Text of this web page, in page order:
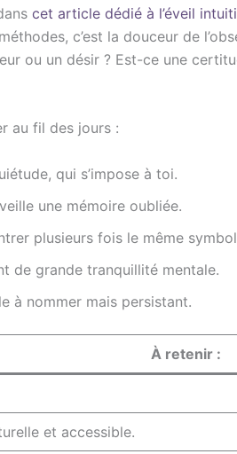
cet article dédié à l’éveil
c’est la douceur de
ou un désir ? Est-ce une
au fil des jours :
qui s’impose à toi.
une mémoire oubliée.
plusieurs fois le même
de grande tranquillité mentale.
à nommer mais persistant.
À retenir :
et accessible.